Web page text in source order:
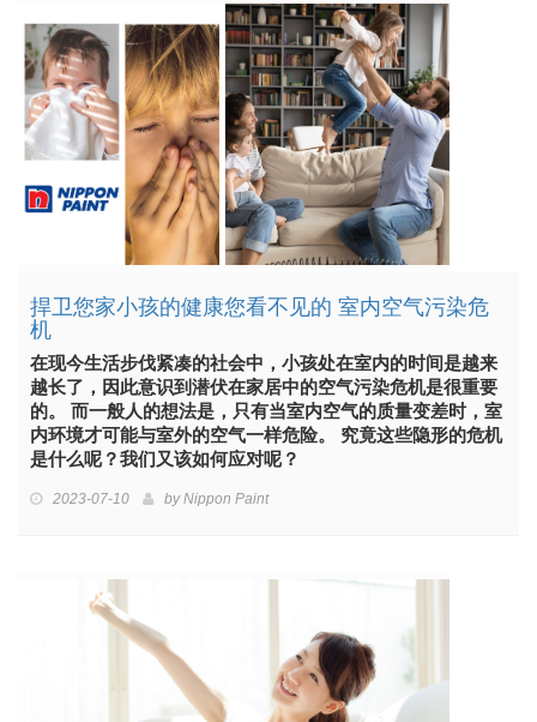
捍卫您家小孩的健康您看不见的 室内空气污染危
机
在现今生活步伐紧凑的社会中，小孩处在室内的时间是越来
越长了，因此意识到潜伏在家居中的空气污染危机是很重要
的。 而一般人的想法是，只有当室内空气的质量变差时，室
内环境才可能与室外的空气一样危险。 究竟这些隐形的危机
是什么呢？我们又该如何应对呢？
2023-07-10 byNippon Paint